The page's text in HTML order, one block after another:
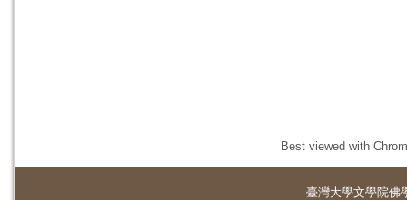
Best viewed with
臺灣大學文學院佛